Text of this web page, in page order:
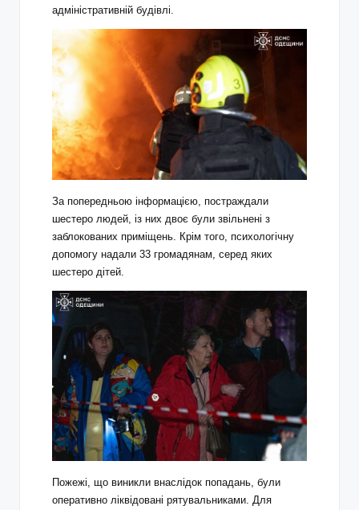
адміністративній будівлі.
За попередньою інформацією, постраждали
шестеро людей, із них двоє були звільнені з
заблокованих приміщень. Крім того, психологічну
допомогу надали 33 громадянам, серед яких
шестеро дітей.
Пожежі, що виникли внаслідок попадань, були
оперативно ліквідовані рятувальниками. Для